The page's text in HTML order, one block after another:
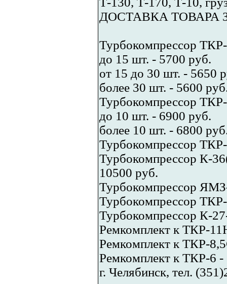
ДОСТАВКА ТОВАРА
Турбокомпрессор
до 15 шт. - 5700 руб.
от 15 до 30 шт. - 5650
более 30 шт. - 5600
Турбокомпрессор
до 10 шт. - 6900 руб.
более 10 шт. - 6800
Турбокомпрессор
Турбокомпрессор К-
10500 руб.
Турбокомпрессор
Турбокомпрессор
Турбокомпрессор К-
Ремкомплект к ТКР-
Ремкомплект к ТКР-
Ремкомплект к ТКР-6 -
г. Челябинск, тел.